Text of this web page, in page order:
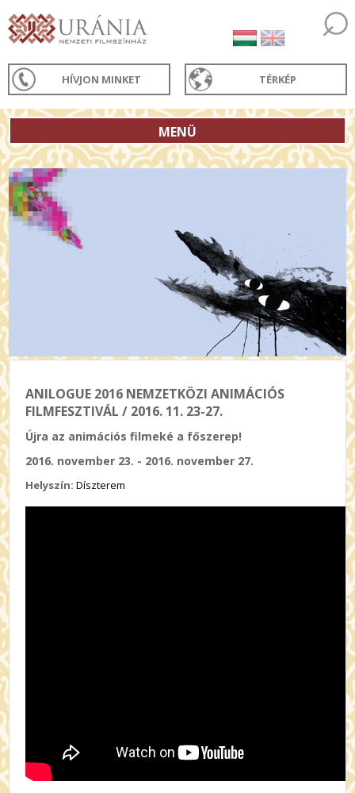
HÍVJON MINKET TÉRKÉP
MENÜ
ANILOGUE 2016 NEMZETKÖZI ANIMÁCIÓS
FILMFESZTIVÁL / 2016. 11. 23-27.
Újra az animációs filmeké a főszerep!
2016. november 23. - 2016. november 27.
Helyszín:Díszterem